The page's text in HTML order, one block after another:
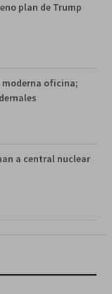
plan de Trump
moderna oficina;
a central nuclear